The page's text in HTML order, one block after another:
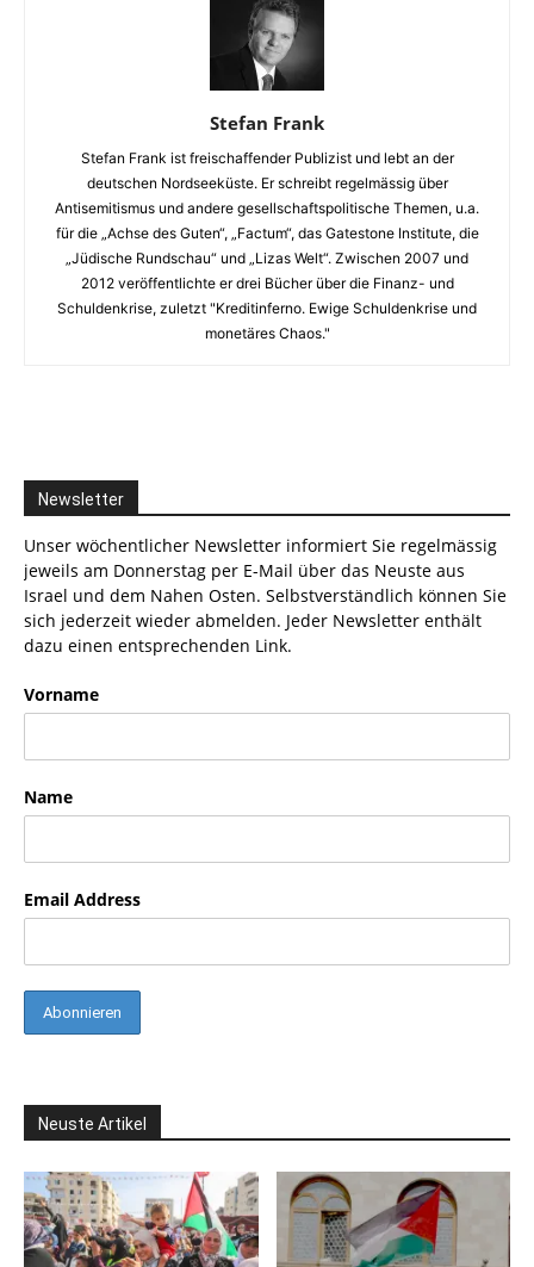
Stefan Frank
Stefan Frank ist freischaffender Publizist und lebt an der
deutschen Nordseeküste. Er schreibt regelmässig über
Antisemitismus und andere gesellschaftspolitische Themen, u.a.
für die „Achse des Guten“, „Factum“, das Gatestone Institute, die
„Jüdische Rundschau“ und „Lizas Welt“. Zwischen 2007 und
2012 veröffentlichte er drei Bücher über die Finanz- und
Schuldenkrise, zuletzt "Kreditinferno. Ewige Schuldenkrise und
monetäres Chaos."
Newsletter
Unser wöchentlicher Newsletter informiert Sie regelmässig
jeweils am Donnerstag per E-Mail über das Neuste aus
Israel und dem Nahen Osten. Selbstverständlich können Sie
sich jederzeit wieder abmelden. Jeder Newsletter enthält
dazu einen entsprechenden Link.
Vorname
Name
Email Address
Neuste Artikel